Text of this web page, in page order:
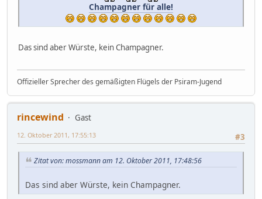
Champagner für alle!
Das sind aber Würste, kein Champagner.
Offizieller Sprecher des gemäßigten Flügels der Psiram-Jugend
rincewind
Gast
#3
12. Oktober 2011, 17:55:13
Zitat von: mossmann am 12. Oktober 2011, 17:48:56
Das sind aber Würste, kein Champagner.